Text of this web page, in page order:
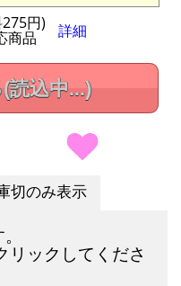
円)
商品 詳細
(読込中...)
切のみ表示
リックしてくださ